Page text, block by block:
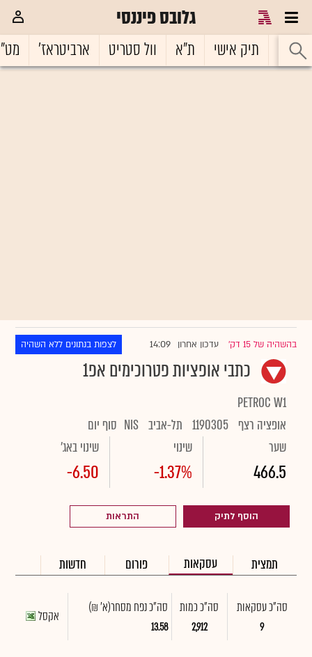
גלובס פיננסי
ראשי תיק אישי ת"א וול סטריט ארביטראז'
בהשהיה של 15 דק' |עדכון אחרון 14:09 לצפות בנתונים ללא השהיה
כתבי אופציות פטרוכימים אפ1
PETROC W1
אופציה רצף 1190305 תל-אביב NIS סוף יום
שער
466.5
שינוי
-1.37%
שינוי באג'
-6.50
הוסף לתיק התראות
תמצית עסקאות פורום חדשות
סה"כ עסקאות
9
סה"כ כמות
2,912
סה"כ נפח מסחר(א' ₪)
13.58
אקסל